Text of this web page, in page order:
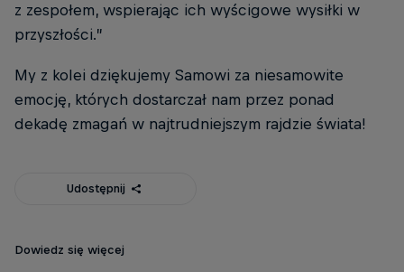
z zespołem, wspierając ich wyścigowe wysiłki w
przyszłości.”
My z kolei dziękujemy Samowi za niesamowite
emocję, których dostarczał nam przez ponad
dekadę zmagań w najtrudniejszym rajdzie świata!
Udostępnij
Dowiedz się więcej